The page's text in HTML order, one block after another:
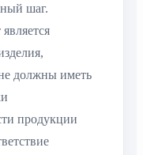
шаг.
должны иметь
продукции